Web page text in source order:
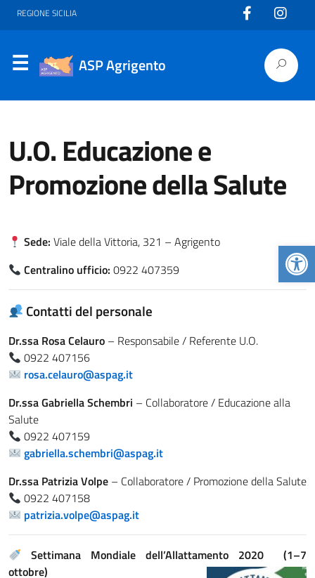
REGIONE SICILIA
ASP Agrigento
U.O. Educazione e
Promozione della Salute
Sede:Viale della Vittoria, 321 – Agrigento
Centralino ufficio:0922 407359
Contatti del personale
Dr.ssa Rosa Celauro – Responsabile / Referente U.O.
0922 407156
rosa.celauro@aspag.it
Dr.ssa Gabriella Schembri – Collaboratore / Educazione alla
Salute
0922 407159
gabriella.schembri@aspag.it
Dr.ssa Patrizia Volpe – Collaboratore / Promozione della Salute
0922 407158
patrizia.volpe@aspag.it
Settimana Mondiale dell’Allattamento 2020 (1–7
ottobre)